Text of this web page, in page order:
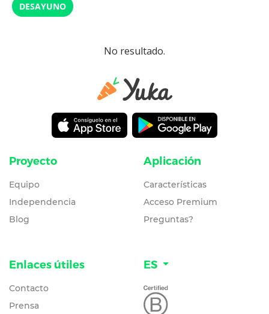
DESAYUNO
No resultado.
Proyecto
Equipo
Independencia
Blog
Aplicación
Características
Acceso Premium
Preguntas?
Enlaces útiles
Contacto
Prensa
ES